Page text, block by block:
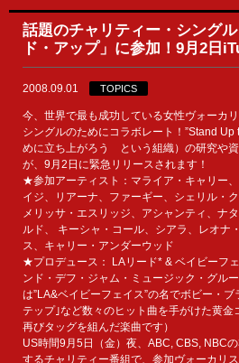
話題のチャリティー・シング
ド・アップ」に参加！9月2日
2008.09.01 TOPICS
今、世界で最も成功している女性ヴォーカ
シングルのためにコラボレート！”Stand Up
めに立ち上がろう という組織）の研究や
が、9月2日に緊急リリースされます！
★参加アーティスト：マライア・キャリー
イジ、リアーナ、ファーギー、シェリル・
メリッサ・エスリッジ、アシャンティ、ナ
ルド、 キーシャ・コール、シアラ、レオナ
ス、キャリー・アンダーウッド
★プロデュース： LAリード* & ベイビーフ
ンド・デフ・ジャム・ミュージック・グル
は”LA&ベイビーフェイス”の名でボビー・
テップ｣など数々のヒット曲を手がけた黄
再びタッグを組んだ楽曲です）
US時間9月5日（金）夜、ABC, CBS, NBC
するチャリティー番組で、参加ヴォーカリ